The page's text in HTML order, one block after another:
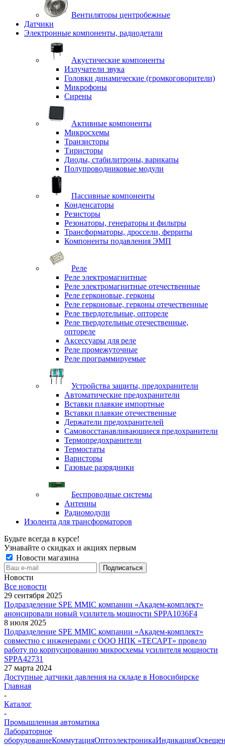
Вентиляторы центробежные
Датчики
Электронные компоненты, радиодетали
Акустические компоненты
Излучатели звука
Головки динамические (громкоговорители)
Микрофоны
Сирены
Активные компоненты
Микросхемы
Транзисторы
Тиристоры
Диоды, стабилитроны, варикапы
Полупроводниковые модули
Пассивные компоненты
Конденсаторы
Резисторы
Резонаторы, генераторы и фильтры
Трансформаторы, дроссели, ферриты
Компоненты подавления ЭМП
Реле
Реле электромагнитные
Реле электромагнитные отечественные
Реле герконовые, герконы
Реле герконовые, герконы отечественные
Реле твердотельные, оптореле
Реле твердотельные отечественные,
оптореле
Аксессуары для реле
Реле промежуточные
Реле программируемые
Устройства защиты, предохранители
Автоматические предохранители
Вставки плавкие импортные
Вставки плавкие отечественные
Держатели предохранителей
Самовосстанавливающиеся предохранители
Термопредохранители
Термостаты
Варисторы
Газовые разрядники
Беспроводные системы
Антенны
Радиомодули
Изолента для трансформаторов
Будьте всегда в курсе!
Узнавайте о скидках и акциях первым
Новости магазина
Новости
Все новости
29 сентября 2025
Подразделение SPE MMIC компании «Академ-комплект»
анонсировали новый усилитель мощности SPPA1036F4
8 июля 2025
Подразделение SPE MMIC компании «Академ-комплект»
совместно с инженерами с ООО НПК «ТЕСАРТ» провело
работу по корпусированию микросхемы усилителя мощности
SPPA42731
27 марта 2024
Доступные датчики давления на складе в Новосибирске
Главная
-
Каталог
-
Промышленная автоматика
Лабораторное
оборудованиеКоммутацияОптоэлектроникаИндикация